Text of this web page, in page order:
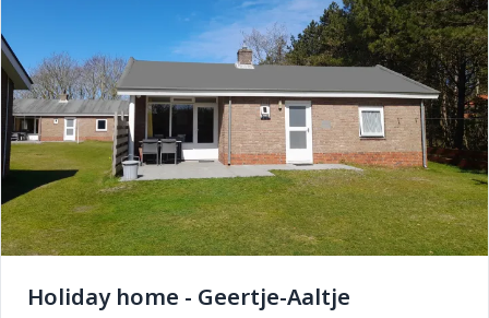
Holiday home - Geertje-Aaltje